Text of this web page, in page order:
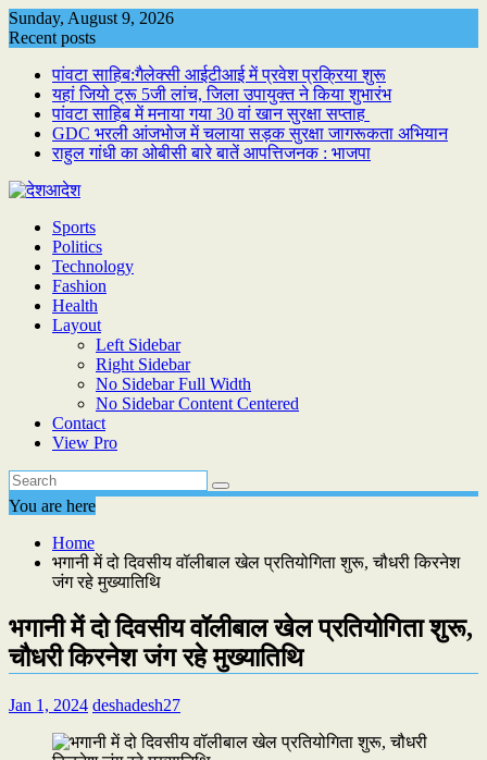
Skip
to
Sunday, August 9, 2026
Recent posts
पांवटा साहिब:गैलेक्सी आईटीआई में प्रवेश प्रक्रिया शुरू
यहां जियो ट्रू 5जी लांच, जिला उपायुक्त ने किया शुभारंभ
पांवटा साहिब में मनाया गया 30 वां खान सुरक्षा सप्ताह
GDC भरली आंजभोज में चलाया सड़क सुरक्षा जागरूकता अभियान
राहुल गांधी का ओबीसी बारे बातें आपत्तिजनक : भाजपा
Sports
Politics
Technology
Fashion
Health
Layout
Left Sidebar
Right Sidebar
No Sidebar Full Width
No Sidebar Content Centered
Contact
View Pro
You are here
Home
भगानी में दो दिवसीय वॉलीबाल खेल प्रतियोगिता शुरू, चौधरी किरनेश
जंग रहे मुख्यातिथि
भगानी में दो दिवसीय वॉलीबाल खेल प्रतियोगिता शुरू,
चौधरी किरनेश जंग रहे मुख्यातिथि
Jan 1, 2024 deshadesh27